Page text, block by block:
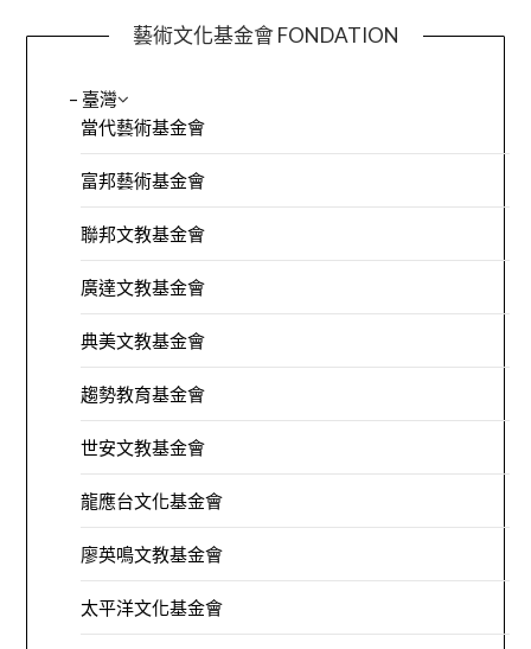
藝術文化基金會 FONDATION
– 臺灣
當代藝術基金會
富邦藝術基金會
聯邦文教基金會
廣達文教基金會
典美文教基金會
趨勢教育基金會
世安文教基金會
龍應台文化基金會
廖英鳴文教基金會
太平洋文化基金會